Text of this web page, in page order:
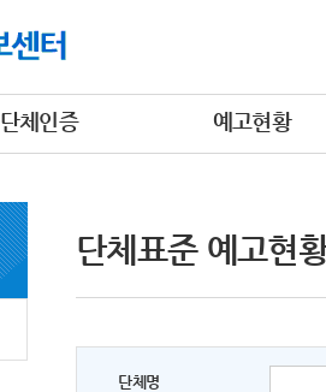
단체인증 예고현황
단체표준 예고현
단체명